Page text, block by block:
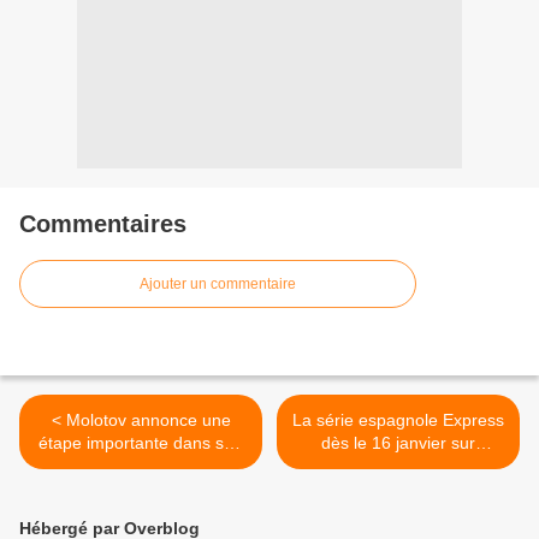
Commentaires
Ajouter un commentaire
< Molotov annonce une
étape importante dans son
développement, en
La série espagnole Express
dès le 16 janvier sur
STARZPLAY (Bande-
Hébergé par Overblog